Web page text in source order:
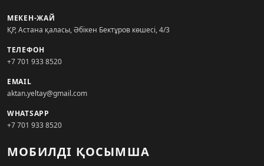
МЕКЕН-ЖАЙ
ҚР, Астана қаласы, Әбікен Бектұров көшесі, 4/3
ТЕЛЕФОН
+7 701 933 8520
EMAIL
aktan.yeltay@gmail.com
WHATSAPP
+7 701 933 8520
МОБИЛДІ ҚОСЫМША